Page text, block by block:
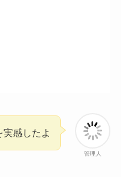
管理人
実感したよ